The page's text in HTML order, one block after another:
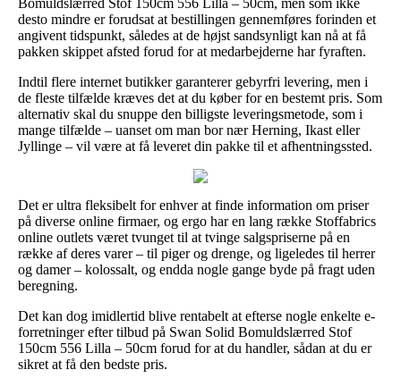
desto mindre er forudsat at bestillingen gennemføres forinden et
angivent tidspunkt, således at de højst sandsynligt kan nå at få
pakken skippet afsted forud for at medarbejderne har fyraften.
Indtil flere internet butikker garanterer gebyrfri levering, men i
de fleste tilfælde kræves det at du køber for en bestemt pris. Som
alternativ skal du snuppe den billigste leveringsmetode, som i
mange tilfælde – uanset om man bor nær Herning, Ikast eller
Jyllinge – vil være at få leveret din pakke til et afhentningssted.
Det er ultra fleksibelt for enhver at finde information om priser
på diverse online firmaer, og ergo har en lang række Stoffabrics
online outlets været tvunget til at tvinge salgspriserne på en
række af deres varer – til piger og drenge, og ligeledes til herrer
og damer – kolossalt, og endda nogle gange byde på fragt uden
beregning.
Det kan dog imidlertid blive rentabelt at efterse nogle enkelte e-
forretninger efter tilbud på Swan Solid Bomuldslærred Stof
150cm 556 Lilla – 50cm forud for at du handler, sådan at du er
sikret at få den bedste pris.